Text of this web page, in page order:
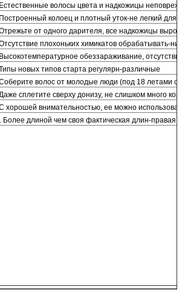
волосы цвета и надкожицы
колоец и плотный уток-не легкий для
от одного дарителя, все надкожицы
плохоньких химикатов обрабатывать-
обеззараживание,
новых типов старта регулярн-различные
волос от молодые люди (под 18 летами
сплетите сверху донизу, не слишком много
хорошей внимательностью, ее можно
Более длиной чем своя фактическая длин-правая